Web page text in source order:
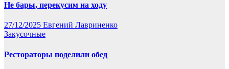
Не бары, перекусим на ходу
27/12/2025 Евгений Лавриненко
Закусочные
Рестораторы поделили обед